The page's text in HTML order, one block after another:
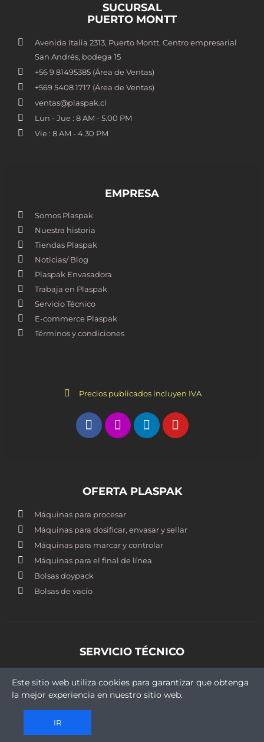
SUCURSAL
PUERTO MONTT
Avenida Italia 2313, Puerto Montt. Centro empresarial
San Andrés, bodega 15
+56 9 81495385 (Área de Ventas)
+569 5408 1717 (Área de Ventas)
ventas@plaspak.cl
Lun - Jue : 8 AM - 5.00 PM
Vie : 8 AM - 4.30 PM
EMPRESA
Somos Plaspak
Nuestra historia
Tiendas Plaspak
Noticias/ Blog
Plaspak Envasadora
Trabaja en Plaspak
Servicio Técnico
E-commerce Plaspak
Términos y condiciones
Precios publicados incluyen IVA
OFERTA PLASPAK
Máquinas para procesar
Máquinas para dosificar, envasar y sellar
Máquinas para marcar y controlar
Máquinas para el final de línea
Bolsas doypack
Bolsas de vacío
SERVICIO TÉCNICO
+569 5409 9430
Copyright © 2021 Plaspak. Todos los derechos reservados
Este sitio web utiliza cookies para garantizar que obtenga
la mejor experiencia en nuestro sitio web.
IR